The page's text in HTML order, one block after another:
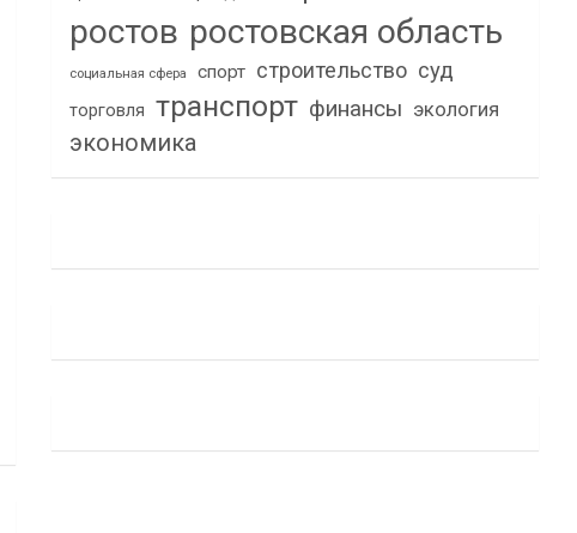
ростов ростовская область
социальная сфера спорт строительство суд
торговля транспорт финансы экология
экономика